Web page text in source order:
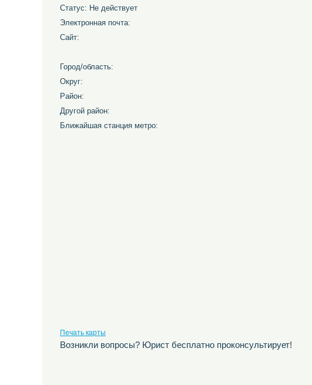
Статус: Не действует
Электронная почта:
Сайт:
Город/область:
Округ:
Район:
Другой район:
Ближайшая станция метро:
Печать карты
Возникли вопросы? Юрист бесплатно проконсультирует!